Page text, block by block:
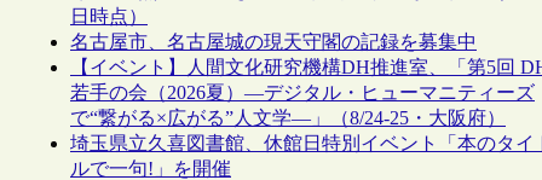
日時点）
名古屋市、名古屋城の現天守閣の記録を募集中
【イベント】人間文化研究機構DH推進室、「第5回
若手の会（2026夏）―デジタル・ヒューマニティーズ
で“繋がる×広がる”人文学―」（8/24-25・大阪府）
埼玉県立久喜図書館、休館日特別イベント「本のタイ
ルで一句!」を開催